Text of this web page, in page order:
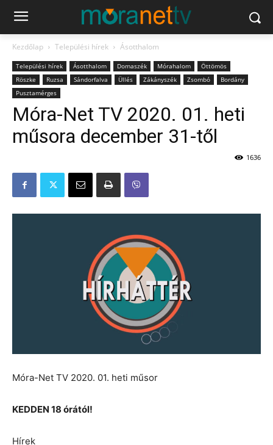
Kezdőlap Települési hírek Ásotthalom
Települési hírek Ásotthalom Domaszék Mórahalom
Öttömös
Röszke
Ruzsa Sándorfalva Üllés Zákányszék Zsombó
Bordány
Pusztamérges
Móra-Net TV 2020. 01. heti
műsora december 31-től
1636
Móra-Net TV 2020. 01. heti műsor
KEDDEN 18 órától!
Hírek